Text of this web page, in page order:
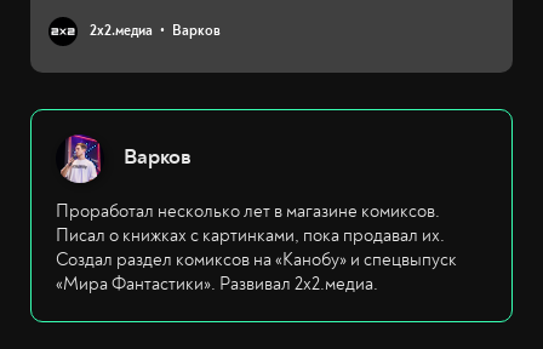
2х2.медиа Варков
Варков
Проработал несколько лет в магазине комиксов.
Писал о книжках с картинками, пока продавал их.
Создал раздел комиксов на «Канобу» и спецвыпуск
«Мира Фантастики». Развивал 2х2.медиа.